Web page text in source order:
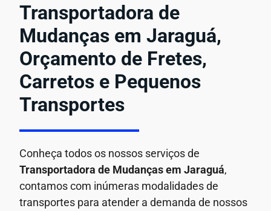
Transportadora de
Mudanças em Jaraguá,
Orçamento de Fretes,
Carretos e Pequenos
Transportes
Conheça todos os nossos serviços de
Transportadora de Mudanças em Jaraguá,
contamos com inúmeras modalidades de
transportes para atender a demanda de nossos